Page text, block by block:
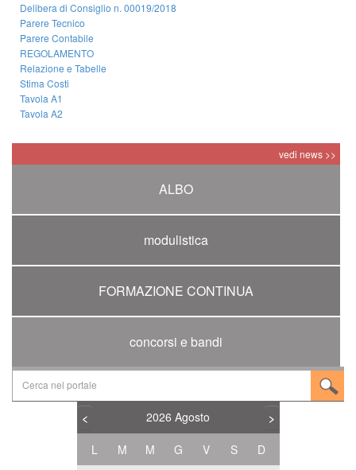
Delibera di Consiglio n. 00019/2018
Parere Tecnico
Parere Contabile
REGOLAMENTO
Relazione e Tabelle
Stima Costi
Tavola A1
Tavola A2
vedi news >>
ALBO
modulistica
FORMAZIONE CONTINUA
concorsi e bandi
< 2026 Agosto
>
L
M M G V S D